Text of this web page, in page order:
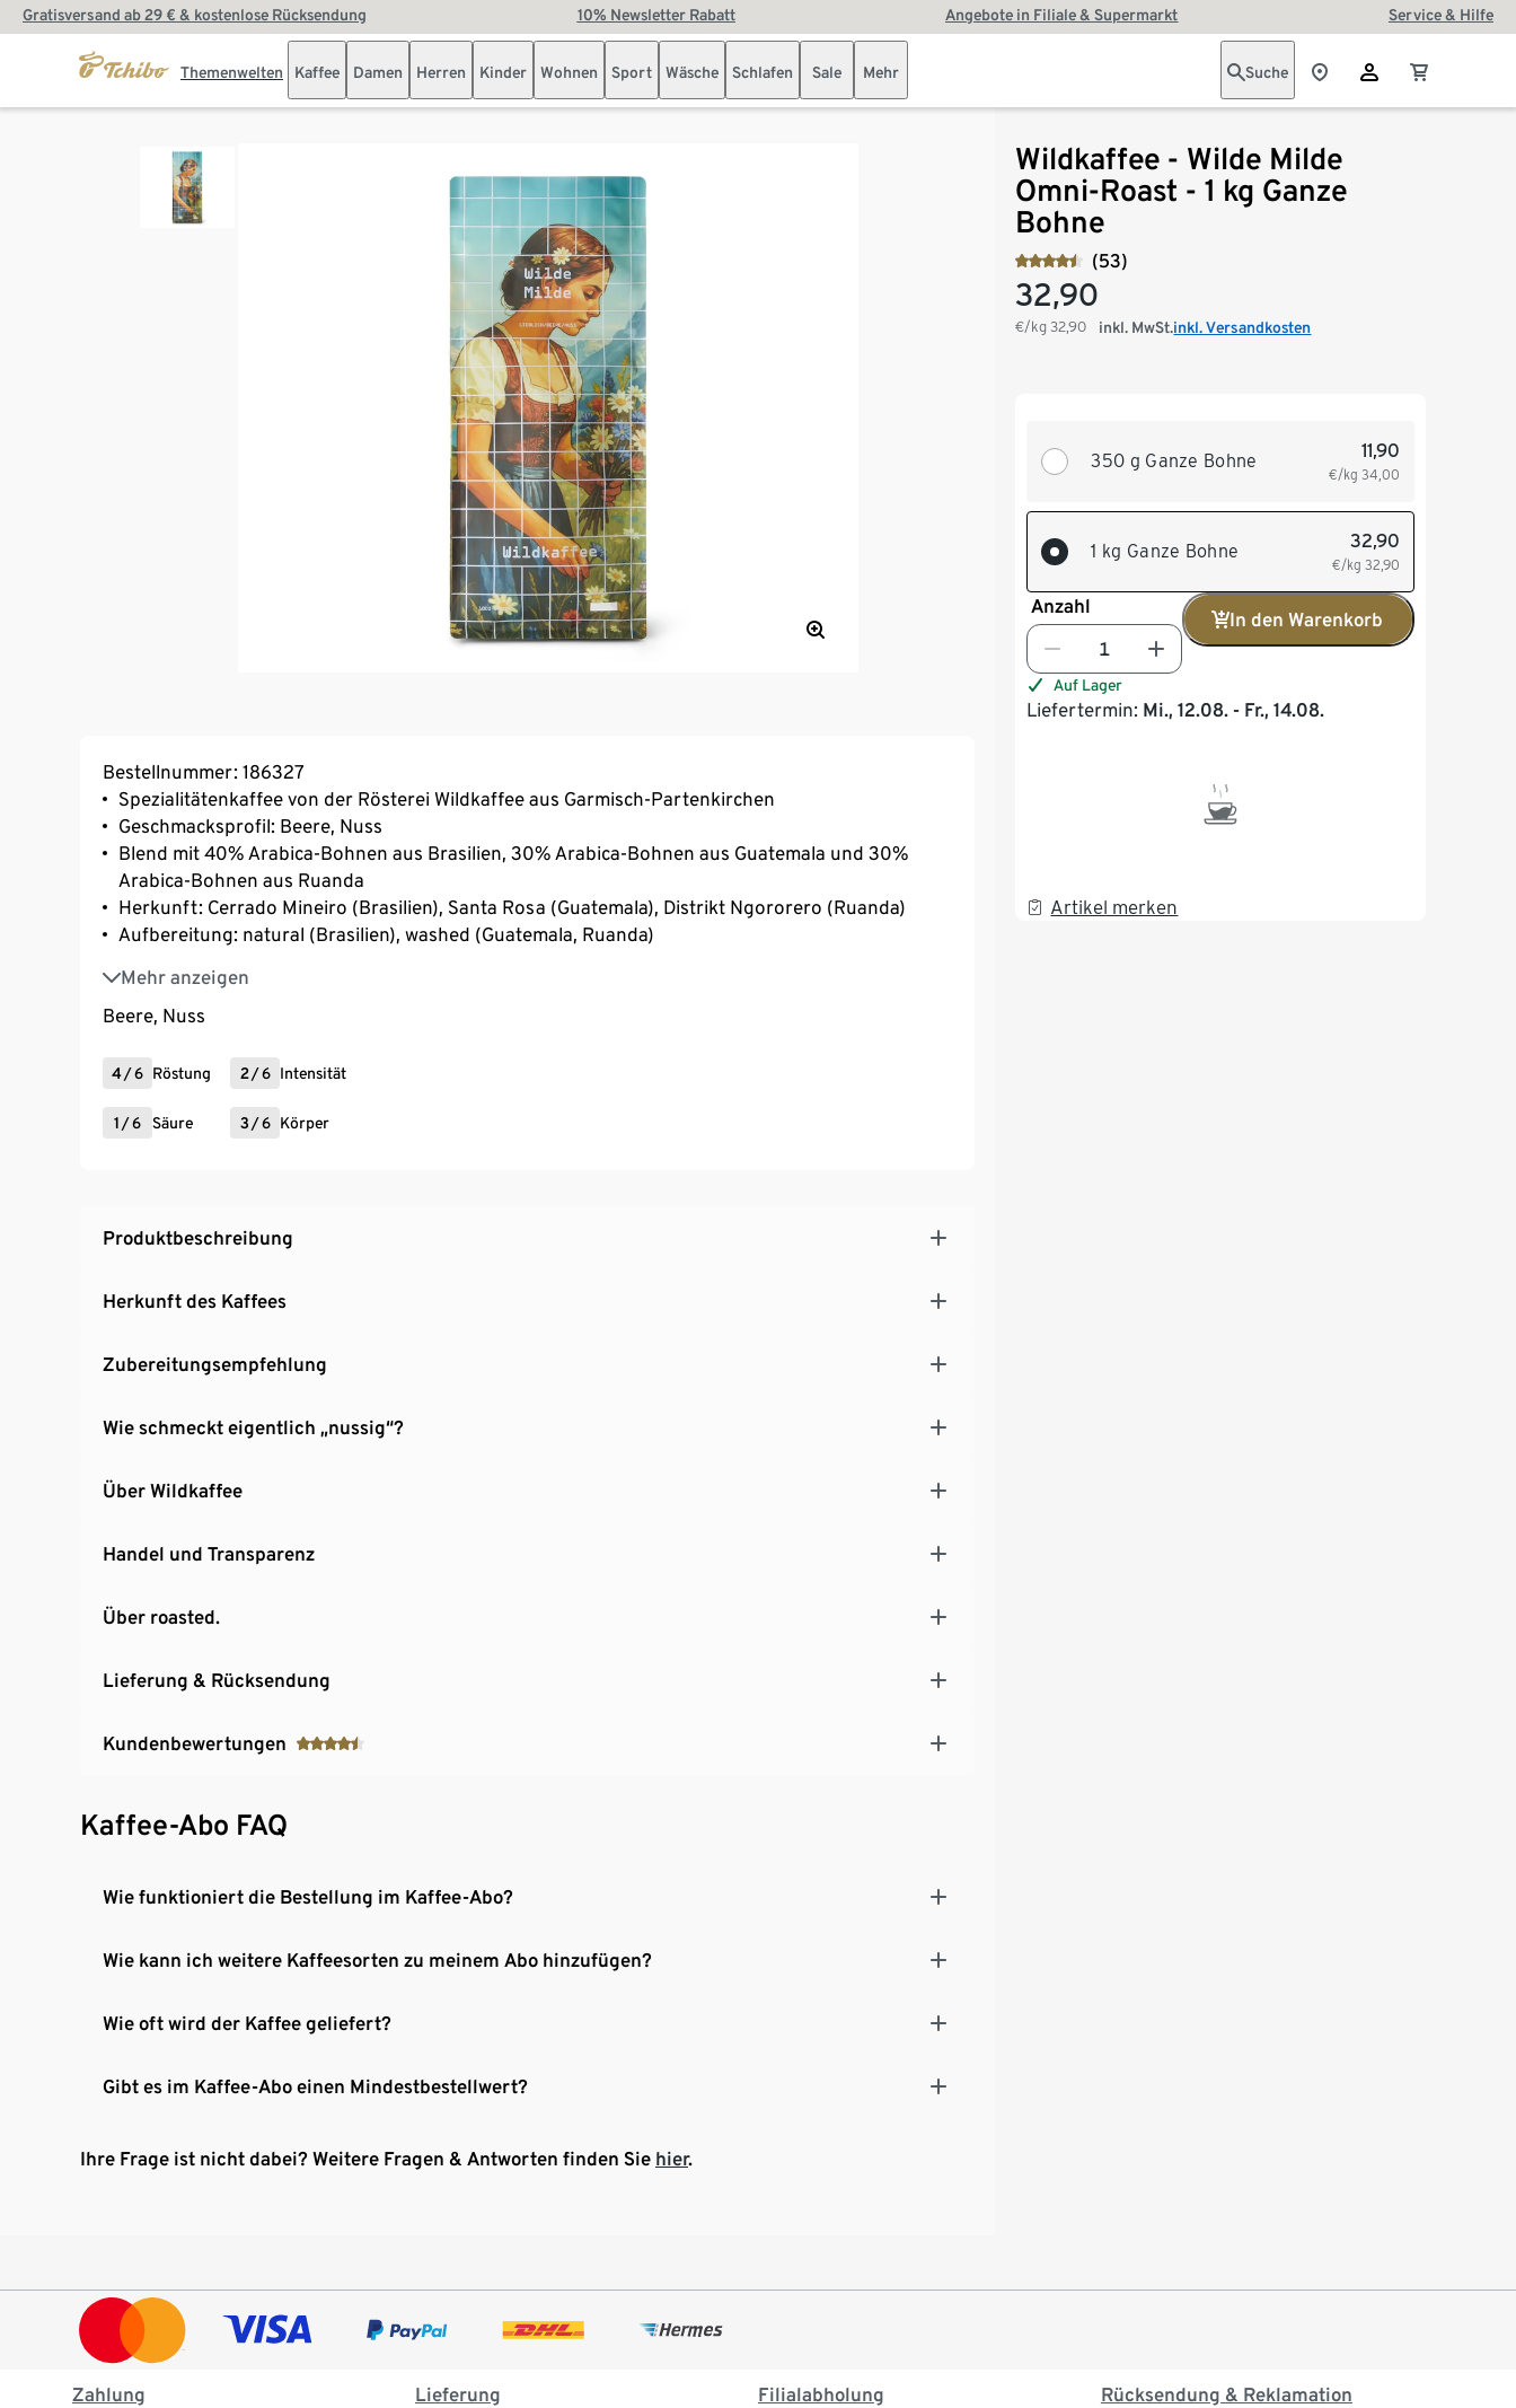
Gratisversand ab 29 € & kostenlose Rücksendung 10% Newsletter Rabatt Angebote in Filiale & Supermarkt Service & Hilfe
Themenwelten Kaffee Damen Herren Kinder Wohnen Sport Wäsche Schlafen Sale Mehr Suche
Wildkaffee - Wilde Milde
Omni-Roast - 1 kg Ganze
Bohne
(53)
32,90
€/kg32,90 inkl. MwSt.inkl. Versandkosten
350 g Ganze Bohne 11,90
€/kg 34,00
1 kg Ganze Bohne 32,90
€/kg 32,90
Anzahl
In den Warenkorb
Auf Lager
Liefertermin: Mi., 12.08. - Fr., 14.08.
Artikel merken
Bestellnummer: 186327
Spezialitätenkaffee von der Rösterei Wildkaffee aus Garmisch-Partenkirchen
Geschmacksprofil: Beere, Nuss
Blend mit 40% Arabica-Bohnen aus Brasilien, 30% Arabica-Bohnen aus Guatemala und 30%
Arabica-Bohnen aus Ruanda
Herkunft: Cerrado Mineiro (Brasilien), Santa Rosa (Guatemala), Distrikt Ngororero (Ruanda)
Aufbereitung: natural (Brasilien), washed (Guatemala, Ruanda)
Mehr anzeigen
Varietät: Yellow Catuai (Brasilien), Catimor (Guatemala), Red Bourbon und Jackson (Ruanda)
Beere, Nuss
4/6 Röstung 2 /6 Intensität
1 /6 Säure 3 /6 Körper
Produktbeschreibung
Herkunft des Kaffees
Zubereitungsempfehlung
Wie schmeckt eigentlich „nussig“?
Über Wildkaffee
Handel und Transparenz
Über roasted.
Lieferung & Rücksendung
Kundenbewertungen
Kaffee-Abo FAQ
Wie funktioniert die Bestellung im Kaffee-Abo?
Wie kann ich weitere Kaffeesorten zu meinem Abo hinzufügen?
Wie oft wird der Kaffee geliefert?
Gibt es im Kaffee-Abo einen Mindestbestellwert?
Ihre Frage ist nicht dabei? Weitere Fragen & Antworten finden Sie hier.
Zahlung Lieferung Filialabholung Rücksendung & Reklamation